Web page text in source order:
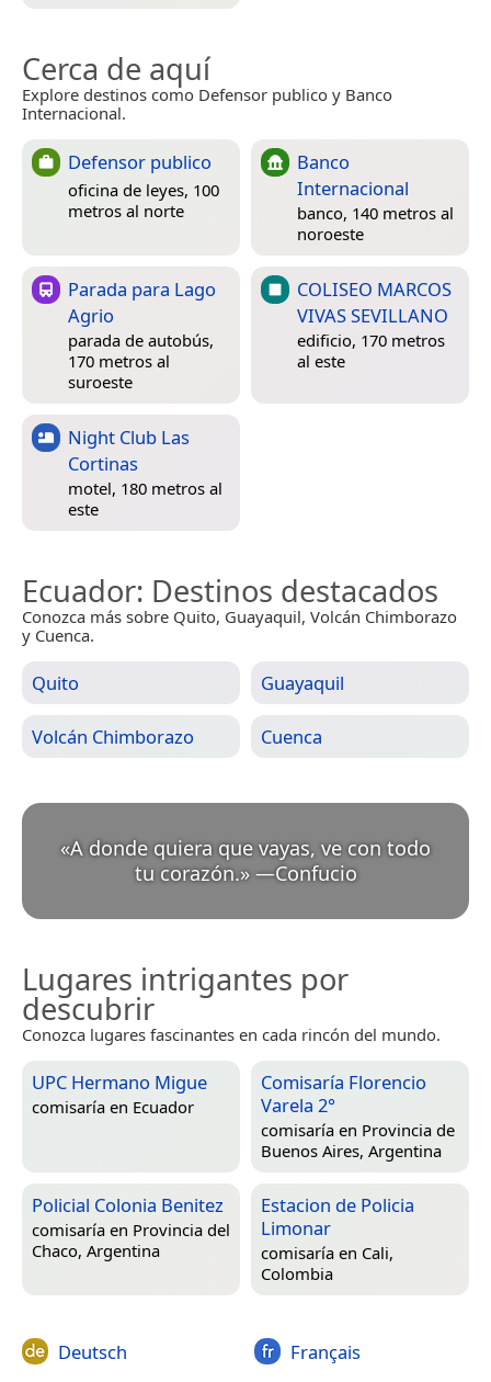
Cerca de aquí
Explore destinos como Defensor publico y Banco
Internacional.
Defensor publico
oficina de leyes, 100
metros al norte
Banco
Internacional
banco, 140 metros al
noroeste
Parada para Lago
Agrio
parada de autobús,
170 metros al
suroeste
COLISEO MARCOS
VIVAS SEVILLANO
edificio, 170 metros
al este
Night Club Las
Cortinas
motel, 180 metros al
este
Ecuador: Destinos destacados
Conozca más sobre Quito, Guayaquil, Volcán Chimborazo
y Cuenca.
Quito Guayaquil
Volcán Chimborazo Cuenca
«A donde quiera que vayas, ve con todo
tu corazón.» —Confucio
Lugares intrigantes por
descubrir
Conozca lugares fascinantes en cada rincón del mundo.
UPC Hermano Migue
comisaría en Ecuador
Comisaría Florencio
Varela 2°
comisaría en Provincia de
Buenos Aires, Argentina
Policial Colonia Benitez
comisaría en Provincia del
Chaco, Argentina
Estacion de Policia
Limonar
comisaría en Cali,
Colombia
Deutsch Français